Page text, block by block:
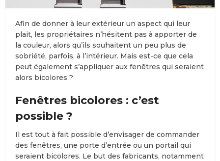
Afin de donner à leur extérieur un aspect qui leur
plait, les propriétaires n’hésitent pas à apporter de
la couleur, alors qu’ils souhaitent un peu plus de
sobriété, parfois, à l’intérieur. Mais est-ce que cela
peut également s’appliquer aux fenêtres qui seraient
alors bicolores ?
Fenêtres bicolores : c’est
possible ?
Il est tout à fait possible d’envisager de commander
des fenêtres, une porte d’entrée ou un portail qui
seraient bicolores. Le but des fabricants, notamment